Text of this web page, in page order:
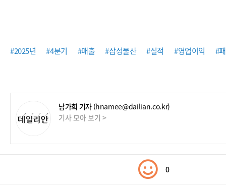
#2025년 #4분기 #매출 #삼성물산 #실적 #영업이익 #
남가희 기자 (hnamee@dailian.co.kr)
기사 모아 보기 >
0